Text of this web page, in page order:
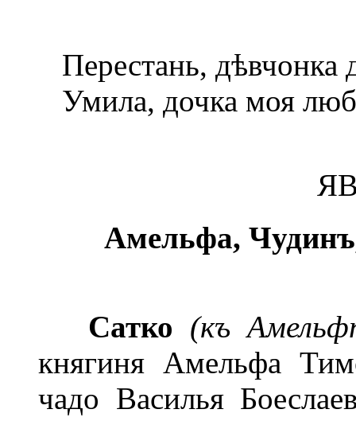
Перестань, дѣвчонка
Умила, дочка моя
Амельфа,
Сатко (къ
княгиня Амельфа
чадо Василья